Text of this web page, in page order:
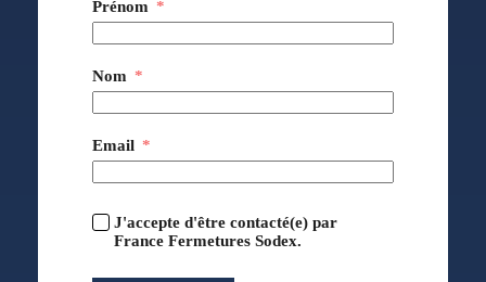
Prénom
Nom
Email
J'accepte d'être contacté(e) par
France Fermetures Sodex.